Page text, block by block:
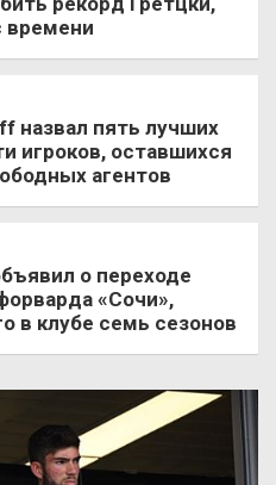
времени
назвал пять лучших
игроков, оставшихся
агентов
о переходе
«Сочи»,
в клубе семь сезонов